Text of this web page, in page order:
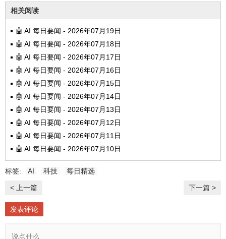
相关阅读
🤖 AI 每日要闻 - 2026年07月19日
🤖 AI 每日要闻 - 2026年07月18日
🤖 AI 每日要闻 - 2026年07月17日
🤖 AI 每日要闻 - 2026年07月16日
🤖 AI 每日要闻 - 2026年07月15日
🤖 AI 每日要闻 - 2026年07月14日
🤖 AI 每日要闻 - 2026年07月13日
🤖 AI 每日要闻 - 2026年07月12日
🤖 AI 每日要闻 - 2026年07月11日
🤖 AI 每日要闻 - 2026年07月10日
标签: AI 科技 每日精选
< 上一篇 下一篇 >
发表评论